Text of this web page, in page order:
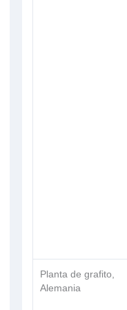
Planta de grafito,
Alemania